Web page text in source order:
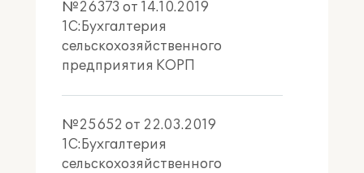
скота и птицы по ферме СП-51», «Отчёт
о кормах»;
вести учёт реализованных животных в
головах.
заработной платы:
производить расчёт сдельной
№26373 от 14.10.2019
1С:Бухгалтерия
сельскохозяйственного
предприятия КОРП
№25652 от 22.03.2019
1С:Бухгалтерия
сельскохозяйственного